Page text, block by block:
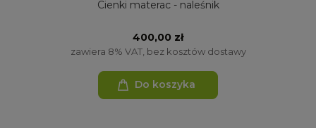
Cienki materac - naleśnik
400,00 zł
zawiera 8% VAT, bez kosztów dostawy
Do koszyka